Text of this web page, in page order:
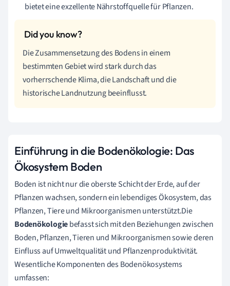
bietet eine exzellente Nährstoffquelle für Pflanzen.
Die Zusammensetzung des Bodens in einem
bestimmten Gebiet wird stark durch das
vorherrschende Klima, die Landschaft und die
historische Landnutzung beeinflusst.
Einführung in die Bodenökologie: Das
Ökosystem Boden
Boden ist nicht nur die oberste Schicht der Erde, auf der
Pflanzen wachsen, sondern ein lebendiges Ökosystem, das
Pflanzen, Tiere und Mikroorganismen unterstützt.Die
Bodenökologiebefasst sich mit den Beziehungen zwischen
Boden, Pflanzen, Tieren und Mikroorganismen sowie deren
Einfluss auf Umweltqualität und Pflanzenproduktivität.
Wesentliche Komponenten des Bodenökosystems
umfassen: